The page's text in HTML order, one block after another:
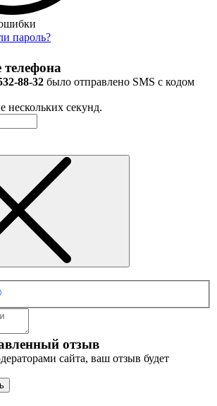
пароль?
88-32 было отправлено SMS с кодом
нескольких секунд.
отзыв
сайта, ваш отзыв будет